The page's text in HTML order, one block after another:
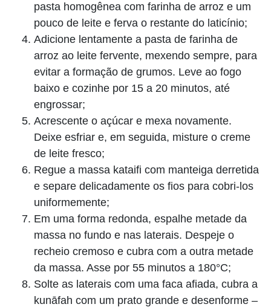
pasta homogênea com farinha de arroz e um
pouco de leite e ferva o restante do laticínio;
Adicione lentamente a pasta de farinha de
arroz ao leite fervente, mexendo sempre, para
evitar a formação de grumos. Leve ao fogo
baixo e cozinhe por 15 a 20 minutos, até
engrossar;
Acrescente o açúcar e mexa novamente.
Deixe esfriar e, em seguida, misture o creme
de leite fresco;
Regue a massa kataifi com manteiga derretida
e separe delicadamente os fios para cobri-los
uniformemente;
Em uma forma redonda, espalhe metade da
massa no fundo e nas laterais. Despeje o
recheio cremoso e cubra com a outra metade
da massa. Asse por 55 minutos a 180°C;
Solte as laterais com uma faca afiada, cubra a
kunāfah com um prato grande e desenforme –